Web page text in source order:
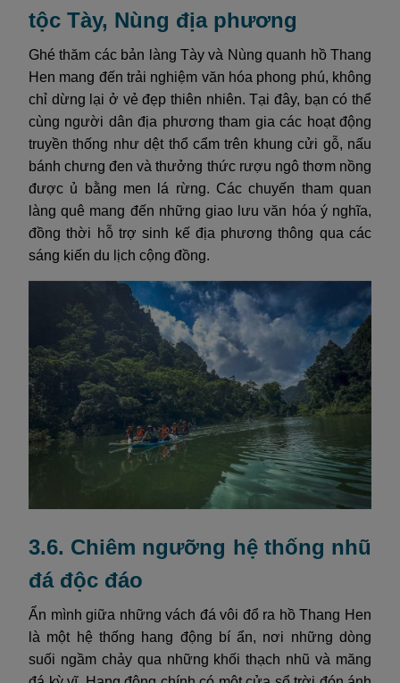
tộc Tày, Nùng địa phương
Ghé thăm các bản làng Tày và Nùng quanh hồ Thang
Hen mang đến trải nghiệm văn hóa phong phú, không
chỉ dừng lại ở vẻ đẹp thiên nhiên. Tại đây, bạn có thể
cùng người dân địa phương tham gia các hoạt động
truyền thống như dệt thổ cẩm trên khung cửi gỗ, nấu
bánh chưng đen và thưởng thức rượu ngô thơm nồng
được ủ bằng men lá rừng. Các chuyến tham quan
làng quê mang đến những giao lưu văn hóa ý nghĩa,
đồng thời hỗ trợ sinh kế địa phương thông qua các
sáng kiến du lịch cộng đồng.
3.6. Chiêm ngưỡng hệ thống nhũ
đá độc đáo
Ẩn mình giữa những vách đá vôi đổ ra hồ Thang Hen
là một hệ thống hang động bí ẩn, nơi những dòng
suối ngầm chảy qua những khối thạch nhũ và măng